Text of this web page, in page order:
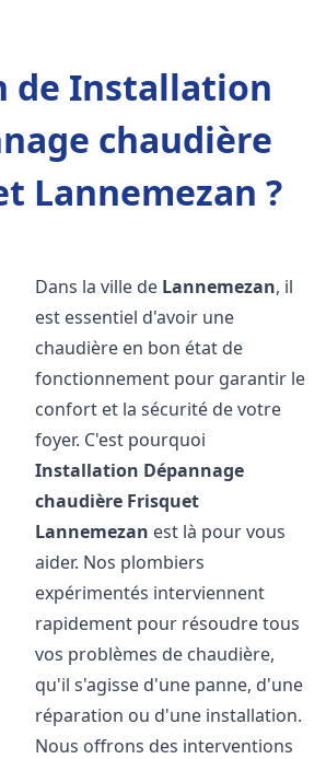
de Installation
chaudière
Lannemezan ?
Dans la ville de Lannemezan, il
est essentiel d'avoir une
chaudière en bon état de
fonctionnement pour garantir le
confort et la sécurité de votre
foyer. C'est pourquoi
Installation Dépannage
chaudière Frisquet
Lannemezan est là pour vous
aider. Nos plombiers
expérimentés interviennent
rapidement pour résoudre tous
vos problèmes de chaudière,
qu'il s'agisse d'une panne, d'une
réparation ou d'une installation.
Nous offrons des interventions